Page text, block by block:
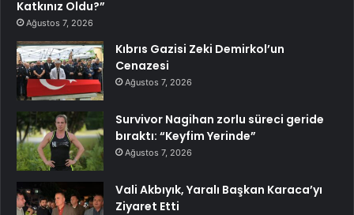
Katkınız Oldu?”
Ağustos 7, 2026
Kıbrıs Gazisi Zeki Demirkol’un
Cenazesi
Ağustos 7, 2026
Survivor Nagihan zorlu süreci geride
bıraktı: “Keyfim Yerinde”
Ağustos 7, 2026
Vali Akbıyık, Yaralı Başkan Karaca’yı
Ziyaret Etti